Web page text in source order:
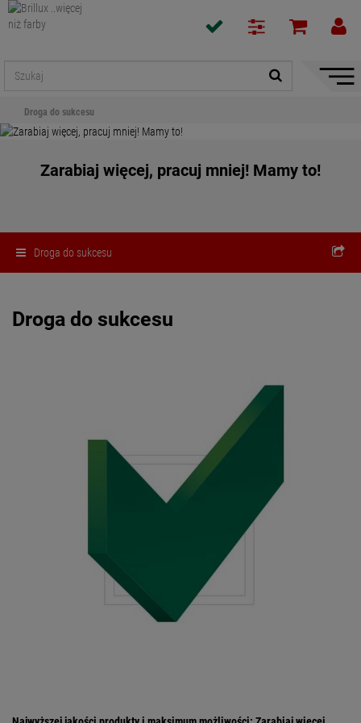
Pokaż
Droga do sukcesu
Zarabiaj więcej, pracuj mniej! Mamy to!
Droga do sukcesu
Droga do sukcesu